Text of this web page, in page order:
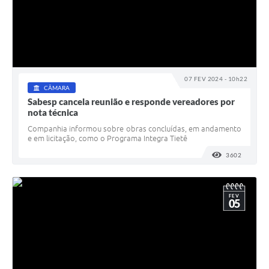
07 FEV 2024 - 10h22
CÂMARA
Sabesp cancela reunião e responde vereadores por
nota técnica
Companhia informou sobre obras concluídas, em andamento
e em licitação, como o Programa Integra Tietê
3602
FEV
05